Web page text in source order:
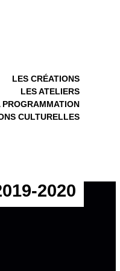
LES CRÉATIONS
LES ATELIERS
PROGRAMMATION
CULTURELLES
2020